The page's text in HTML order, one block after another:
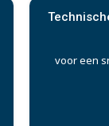
voor een